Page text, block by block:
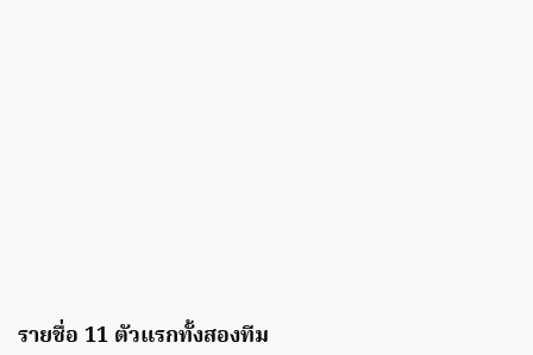
รายชื่อ 11 ตัวแรกทั้งสองทีม